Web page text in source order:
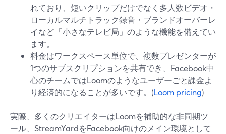
れており、短いクリップだけでなく多人数ビデオ・
ローカルマルチトラック録音・ブランドオーバーレ
イなど「小さなテレビ局」のような機能を備えてい
ます。
料金はワークスペース単位で、複数プレゼンターが
1つのサブスクリプションを共有でき、Facebook中
心のチームではLoomのようなユーザーごと課金よ
り経済的になることが多いです。(Loom pricing)
実際、多くのクリエイターはLoomを補助的な非同期ツ
ール、StreamYardをFacebook向けのメイン環境として